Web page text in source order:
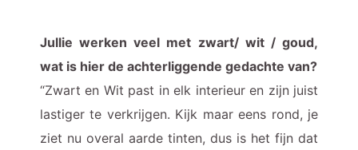
Jullie werken veel met zwart/ wit / goud,
wat is hier de achterliggende gedachte van?
“Zwart en Wit past in elk interieur en zijn juist
lastiger te verkrijgen. Kijk maar eens rond, je
ziet nu overal aarde tinten, dus is het fijn dat